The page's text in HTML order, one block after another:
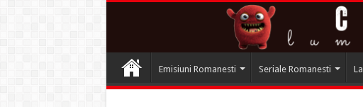
Emisiuni Romanesti Seriale Romanesti